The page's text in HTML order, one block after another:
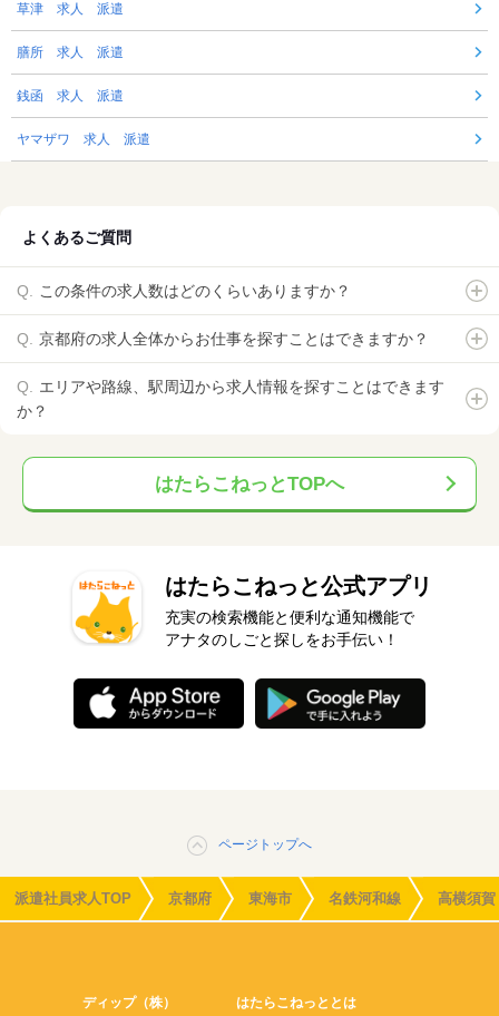
草津 求人 派遣
膳所 求人 派遣
銭函 求人 派遣
ヤマザワ 求人 派遣
よくあるご質問
この条件の求人数はどのくらいありますか？
京都府の求人全体からお仕事を探すことはできますか？
エリアや路線、駅周辺から求人情報を探すことはできます
か？
はたらこねっとTOPへ
はたらこねっと公式アプリ
充実の検索機能と便利な通知機能で
アナタのしごと探しをお手伝い！
ページトップへ
派遣社員求人TOP 京都府 東海市 名鉄河和線 高横須賀
ディップ（株） はたらこねっととは